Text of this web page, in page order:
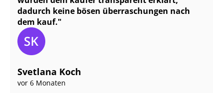
dadurch keine bösen überraschungen nach
dem kauf.
Svetlana Koch
vor 6 Monaten